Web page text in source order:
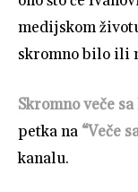
medijskom
skromno bilo ili
Skromno veče
petka na “Veče
kanalu.